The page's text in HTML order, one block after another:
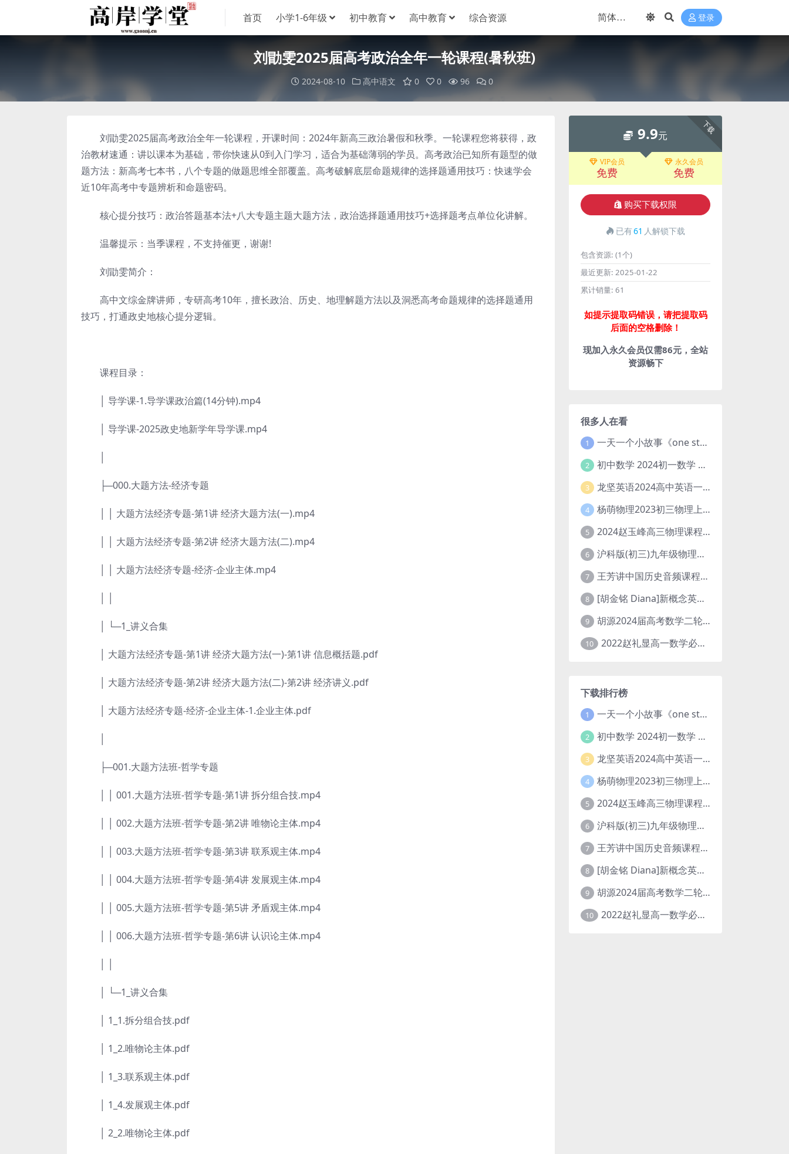
首页 小学1-6年级 初中教育 高中教育 综合资源 登录
刘勖雯2025届高考政治全年一轮课程(暑秋班)
2024-08-10 高中语文 0 0 96 0
刘勖雯2025届高考政治全年一轮课程，开课时间：2024年新高三政治暑假和秋季。一轮课程您将获得，政
治教材速通：讲以课本为基础，带你快速从0到入门学习，适合为基础薄弱的学员。高考政治已知所有题型的做
题方法：新高考七本书，八个专题的做题思维全部覆盖。高考破解底层命题规律的选择题通用技巧：快速学会
近10年高考中专题辨析和命题密码。
核心提分技巧：政治答题基本法+八大专题主题大题方法，政治选择题通用技巧+选择题考点单位化讲解。
温馨提示：当季课程，不支持催更，谢谢!
刘勖雯简介：
高中文综金牌讲师，专研高考10年，擅长政治、历史、地理解题方法以及洞悉高考命题规律的选择题通用
技巧，打通政史地核心提分逻辑。
课程目录：
│ 导学课-1.导学课政治篇(14分钟).mp4
│ 导学课-2025政史地新学年导学课.mp4
├─000.大题方法-经济专题
│ │ 大题方法经济专题-第1讲 经济大题方法(一).mp4
│ │ 大题方法经济专题-第2讲 经济大题方法(二).mp4
│ │ 大题方法经济专题-经济-企业主体.mp4
│ └─1_讲义合集
│ 大题方法经济专题-第1讲 经济大题方法(一)-第1讲 信息概括题.pdf
│ 大题方法经济专题-第2讲 经济大题方法(二)-第2讲 经济讲义.pdf
│ 大题方法经济专题-经济-企业主体-1.企业主体.pdf
├─001.大题方法班-哲学专题
│ │ 001.大题方法班-哲学专题-第1讲 拆分组合技.mp4
│ │ 002.大题方法班-哲学专题-第2讲 唯物论主体.mp4
│ │ 003.大题方法班-哲学专题-第3讲 联系观主体.mp4
│ │ 004.大题方法班-哲学专题-第4讲 发展观主体.mp4
│ │ 005.大题方法班-哲学专题-第5讲 矛盾观主体.mp4
│ │ 006.大题方法班-哲学专题-第6讲 认识论主体.mp4
│ └─1_讲义合集
│ 1_1.拆分组合技.pdf
│ 1_2.唯物论主体.pdf
│ 1_3.联系观主体.pdf
│ 1_4.发展观主体.pdf
│ 2_2.唯物论主体.pdf
下载
9.9元
VIP会员
免费
永久会员
免费
购买下载权限
已有61 人解锁下载
包含资源: (1个)
最近更新: 2025-01-22
累计销量: 61
如提示提取码错误，请把提取码
后面的空格删除！
现加入永久会员仅需86元，全站
资源畅下
很多人在看
1 一天一个小故事《one story a day》初中版 百度网盘分享下载
2 初中数学 2024初一数学 朱韬数学 S班春季下 A+班春季下 百度云网盘
3 龙坚英语2024高中英语一轮系统班(全国卷+北京卷)
4 杨萌物理2023初三物理上秋季A+班(视频+讲义) 百度网盘分享
5 2024赵玉峰高三物理课程24年高考物理一轮复习网课教程
6 沪科版(初三)九年级物理全一册网课教学视频全集(录播版 杜春雨 66讲)
7 王芳讲中国历史音频课程全集(上下五千年)
8 [胡金铭 Diana]新概念英语第1册教学视频课程(全集 百度网盘下载)
9 胡源2024届高考数学二轮寒假春季精讲 百度网盘分享
10 2022赵礼显高一数学必修一课程视频资源(秋季班 含讲义)百度网盘云
下载排行榜
1 一天一个小故事《one story a day》初中版 百度网盘分享下载
2 初中数学 2024初一数学 朱韬数学 S班春季下 A+班春季下 百度云网盘
3 龙坚英语2024高中英语一轮系统班(全国卷+北京卷)
4 杨萌物理2023初三物理上秋季A+班(视频+讲义) 百度网盘分享
5 2024赵玉峰高三物理课程24年高考物理一轮复习网课教程
6 沪科版(初三)九年级物理全一册网课教学视频全集(录播版 杜春雨 66讲)
7 王芳讲中国历史音频课程全集(上下五千年)
8 [胡金铭 Diana]新概念英语第1册教学视频课程(全集 百度网盘下载)
9 胡源2024届高考数学二轮寒假春季精讲 百度网盘分享
10 2022赵礼显高一数学必修一课程视频资源(秋季班 含讲义)百度网盘云